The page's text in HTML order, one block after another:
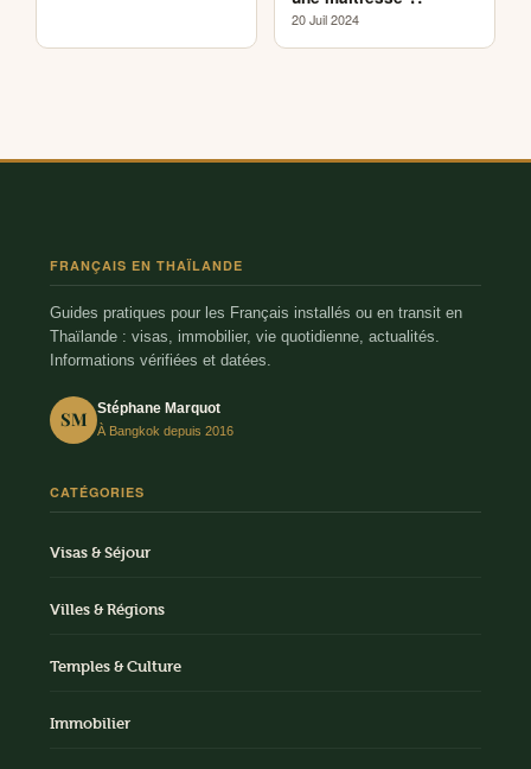
20 Juil 2024
FRANÇAIS EN THAÏLANDE
Guides pratiques pour les Français installés ou en transit en
Thaïlande : visas, immobilier, vie quotidienne, actualités.
Informations vérifiées et datées.
SM Stéphane Marquot
À Bangkok depuis 2016
CATÉGORIES
Visas & Séjour
Villes & Régions
Temples & Culture
Immobilier